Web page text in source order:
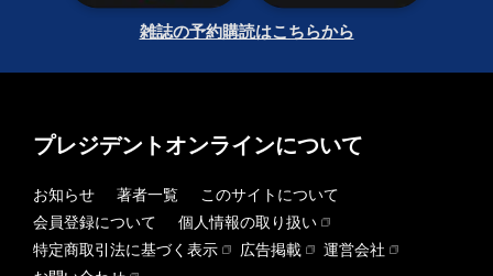
雑誌の予約購読はこちらから
プレジデントオンラインについて
お知らせ 著者一覧
このサイトについて
会員登録について
個人情報の取り扱い
特定商取引法に基づく表示
広告掲載
運営会社